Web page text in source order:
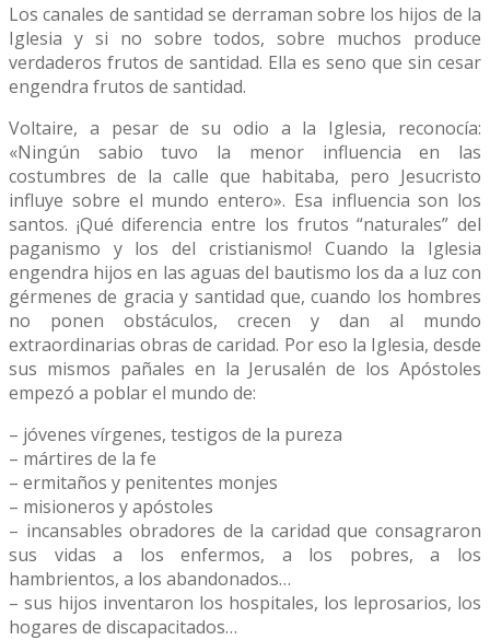
Los canales de santidad se derraman sobre los hijos de la
Iglesia y si no sobre todos, sobre muchos produce
verdaderos frutos de santidad. Ella es seno que sin cesar
engendra frutos de santidad.
Voltaire, a pesar de su odio a la Iglesia, reconocía:
«Ningún sabio tuvo la menor influencia en las
costumbres de la calle que habitaba, pero Jesucristo
influye sobre el mundo entero». Esa influencia son los
santos. ¡Qué diferencia entre los frutos “naturales” del
paganismo y los del cristianismo! Cuando la Iglesia
engendra hijos en las aguas del bautismo los da a luz con
gérmenes de gracia y santidad que, cuando los hombres
no ponen obstáculos, crecen y dan al mundo
extraordinarias obras de caridad. Por eso la Iglesia, desde
sus mismos pañales en la Jerusalén de los Apóstoles
empezó a poblar el mundo de:
– jóvenes vírgenes, testigos de la pureza
– mártires de la fe
– ermitaños y penitentes monjes
– misioneros y apóstoles
– incansables obradores de la caridad que consagraron
sus vidas a los enfermos, a los pobres, a los
hambrientos, a los abandonados…
– sus hijos inventaron los hospitales, los leprosarios, los
hogares de discapacitados…